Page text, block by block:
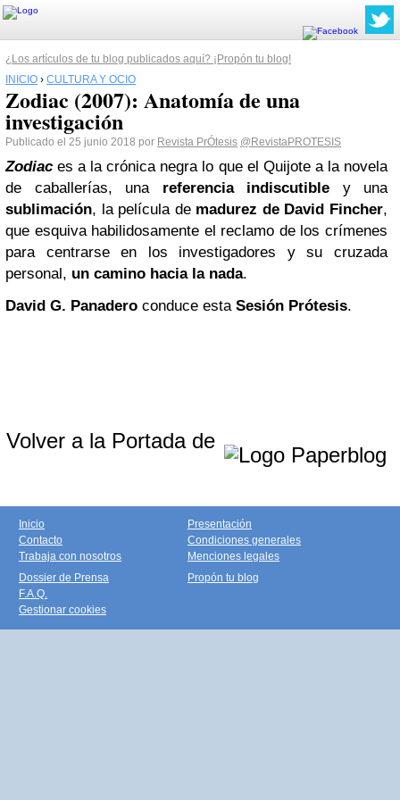
¿Los artículos de tu blog publicados aquí? ¡Propón tu blog!
INICIO › CULTURA Y OCIO
Zodiac (2007): Anatomía de una
investigación
Publicado el 25 junio 2018 por Revista PrÓtesis @RevistaPROTESIS
Zodiac es a la crónica negra lo que el Quijote a la novela
de caballerías, una referencia indiscutible y una
sublimación, la película de madurez de David Fincher,
que esquiva habilidosamente el reclamo de los crímenes
para centrarse en los investigadores y su cruzada
personal, un camino hacia la nada.
David G. Panadero conduce esta Sesión Prótesis.
Volver a la Portada de
Inicio
Contacto
Trabaja con nosotros
Presentación
Condiciones generales
Menciones legales
Dossier de Prensa
F.A.Q.
Gestionar cookies
Propón tu blog